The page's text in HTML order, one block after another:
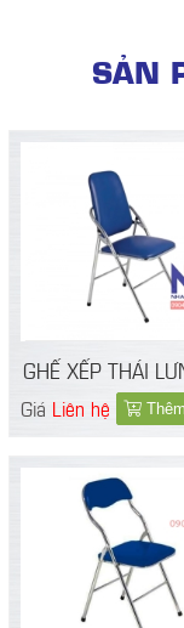
SẢN
GHẾ XẾP THÁI
CHÂN
Giá Liên hệ